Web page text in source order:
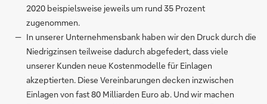
2020 beispielsweise jeweils um rund 35 Prozent
zugenommen.
In unserer Unternehmensbank haben wir den Druck durch die
Niedrigzinsen teilweise dadurch abgefedert, dass viele
unserer Kunden neue Kostenmodelle für Einlagen
akzeptierten. Diese Vereinbarungen decken inzwischen
Einlagen von fast 80 Milliarden Euro ab. Und wir machen